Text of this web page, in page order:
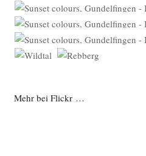
Mehr bei Flickr …